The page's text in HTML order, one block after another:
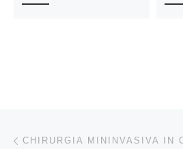
Navigazione articoli